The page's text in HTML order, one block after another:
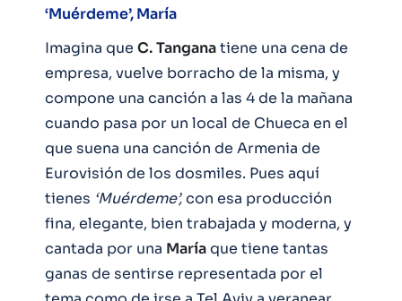
‘Muérdeme’, María
Imagina que C.Tanganatiene una cena de
empresa, vuelve borracho de la misma, y
compone una canción a las 4 de la mañana
cuando pasa por un local de Chueca en el
que suena una canción de Armenia de
Eurovisión de los dosmiles. Pues aquí
tienes ‘Muérdeme’,con esa producción
fina, elegante, bien trabajada y moderna, y
cantada por una Maríaque tiene tantas
ganas de sentirse representada por el